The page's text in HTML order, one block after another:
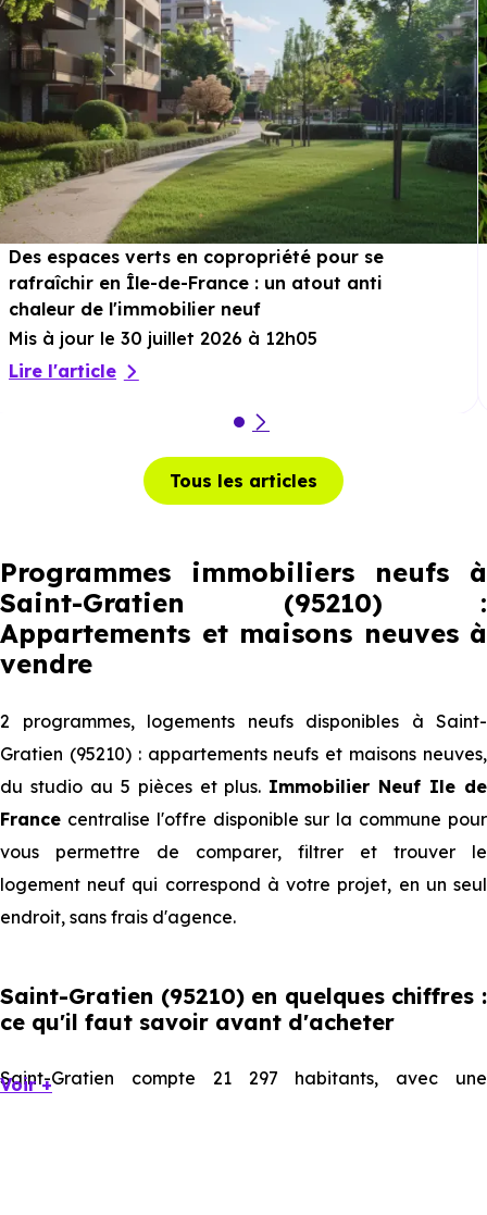
Des espaces verts en copropriété pour se
rafraîchir en Île-de-France : un atout anti
chaleur de l'immobilier neuf
Mis à jour le 30 juillet 2026 à 12h05
Lire l'article
Tous les articles
Programmes immobiliers neufs à
Saint-Gratien (95210) :
Appartements et maisons neuves à
vendre
2 programmes, logements neufs disponibles à Saint-
Gratien (95210) : appartements neufs et maisons neuves,
du studio au 5 pièces et plus. Immobilier Neuf Ile de
France centralise l'offre disponible sur la commune pour
vous permettre de comparer, filtrer et trouver le
logement neuf qui correspond à votre projet, en un seul
endroit, sans frais d'agence.
Saint-Gratien (95210) en quelques chiffres :
ce qu'il faut savoir avant d'acheter
Saint-Gratien compte 21 297 habitants, avec une
Voir +